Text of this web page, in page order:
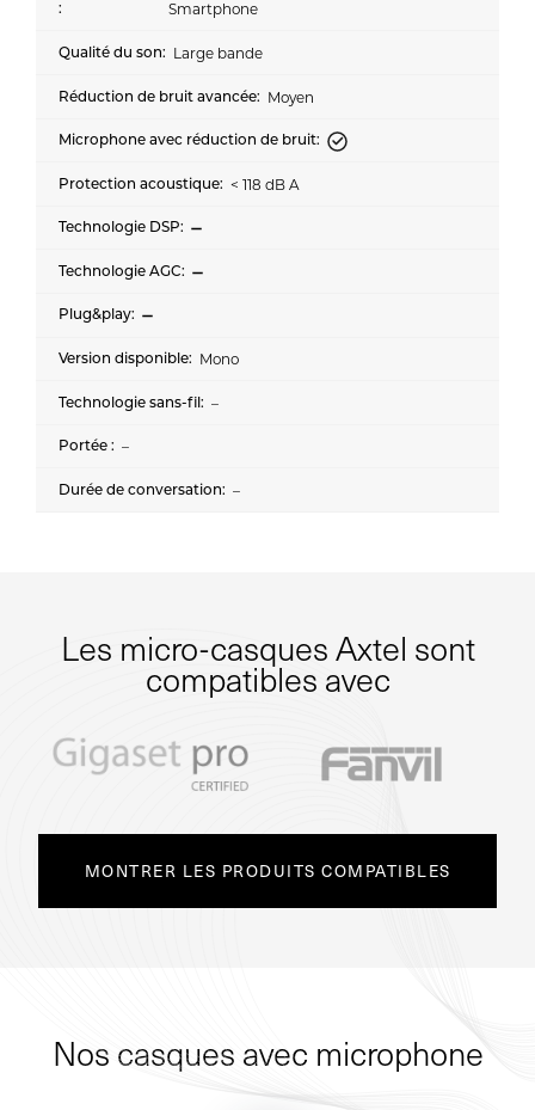
Smartphone
Large bande
Moyen
< 118 dB A
Mono
–
–
–
Les micro-casques Axtel sont
compatibles avec
MONTRER LES PRODUITS COMPATIBLES
Nos casques avec microphone